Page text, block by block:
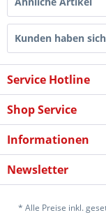
Kunden haben
Service Hotline
Shop Service
Informationen
Newsletter
* Alle Preise inkl.